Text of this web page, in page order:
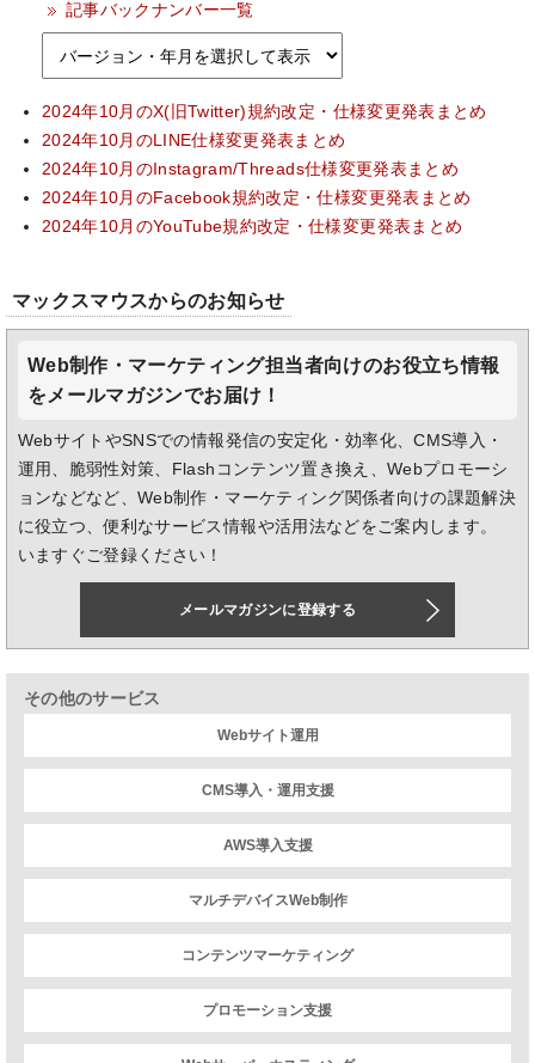
記事バックナンバー一覧
2024年10月のX(旧Twitter)規約改定・仕様変更発表まとめ
2024年10月のLINE仕様変更発表まとめ
2024年10月のInstagram/Threads仕様変更発表まとめ
2024年10月のFacebook規約改定・仕様変更発表まとめ
2024年10月のYouTube規約改定・仕様変更発表まとめ
マックスマウスからのお知らせ
Web制作・マーケティング担当者向けのお役立ち情報
をメールマガジンでお届け！
WebサイトやSNSでの情報発信の安定化・効率化、CMS導入・
運用、脆弱性対策、Flashコンテンツ置き換え、Webプロモーシ
ョンなどなど、Web制作・マーケティング関係者向けの課題解決
に役立つ、便利なサービス情報や活用法などをご案内します。
いますぐご登録ください！
メールマガジンに登録する
その他のサービス
Webサイト運用
CMS導入・運用支援
AWS導入支援
マルチデバイスWeb制作
コンテンツマーケティング
プロモーション支援